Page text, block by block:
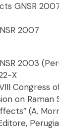
GNSR
2007
2003
X
Congress
on
(A.